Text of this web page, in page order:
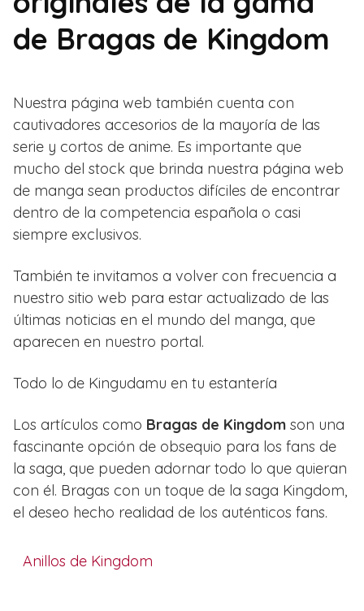
de Bragas de Kingdom
Nuestra página web también cuenta con
cautivadores accesorios de la mayoría de las
serie y cortos de anime. Es importante que
mucho del stock que brinda nuestra página web
de manga sean productos difíciles de encontrar
dentro de la competencia española o casi
siempre exclusivos.
También te invitamos a volver con frecuencia a
nuestro sitio web para estar actualizado de las
últimas noticias en el mundo del manga, que
aparecen en nuestro portal.
Todo lo de Kingudamu en tu estantería
Los artículos como Bragas de Kingdom son una
fascinante opción de obsequio para los fans de
la saga, que pueden adornar todo lo que quieran
con él. Bragas con un toque de la saga Kingdom,
el deseo hecho realidad de los auténticos fans.
Anillos de Kingdom